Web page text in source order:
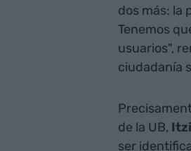
dos más: la
Tenemos
usuarios",
ciudadanía
de la UB,
ser